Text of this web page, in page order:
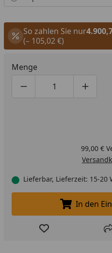
So zahlen Sie nur
(– 105,02 €)
Menge
Produktmenge um eins
Produktmenge
99,00 €
Lieferbar, Lieferzeit: 15-20
In den
Produkt zur